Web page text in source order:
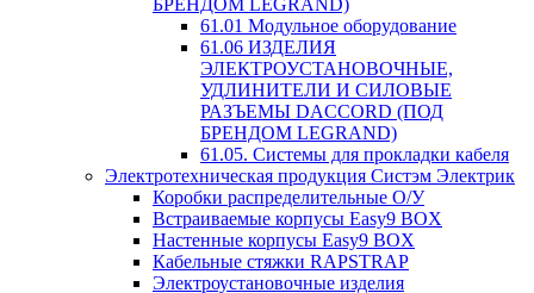
61.01 Модульное оборудование
61.06 ИЗДЕЛИЯ
ЭЛЕКТРОУСТАНОВОЧНЫЕ,
УДЛИНИТЕЛИ И СИЛОВЫЕ
РАЗЪЕМЫ DACCORD (ПОД
БРЕНДОМ LEGRAND)
61.05. Системы для прокладки кабеля
Электротехническая продукция Систэм Электрик
Коробки распределительные О/У
Встраиваемые корпусы Easy9 BOX
Настенные корпусы Easy9 BOX
Кабельные стяжки RAPSTRAP
Электроустановочные изделия